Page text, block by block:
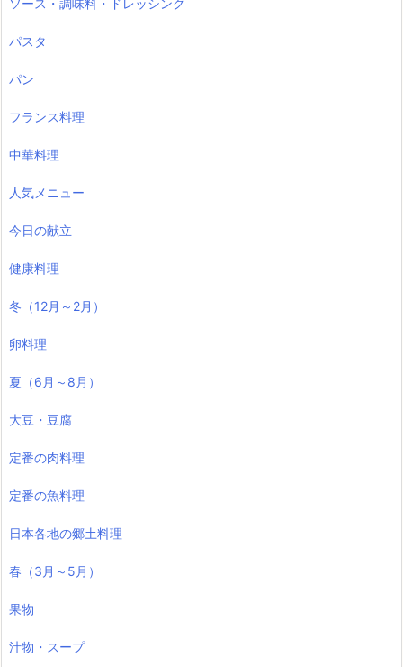
ソース・調味料・ドレッシング
パスタ
パン
フランス料理
中華料理
人気メニュー
今日の献立
健康料理
冬（12月～2月）
卵料理
夏（6月～8月）
大豆・豆腐
定番の肉料理
定番の魚料理
日本各地の郷土料理
春（3月～5月）
果物
汁物・スープ